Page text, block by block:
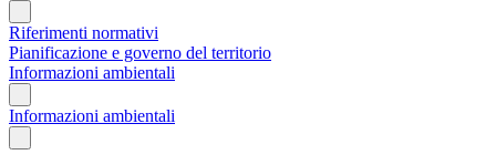
Riferimenti normativi
Pianificazione e governo del territorio
Informazioni ambientali
Informazioni ambientali